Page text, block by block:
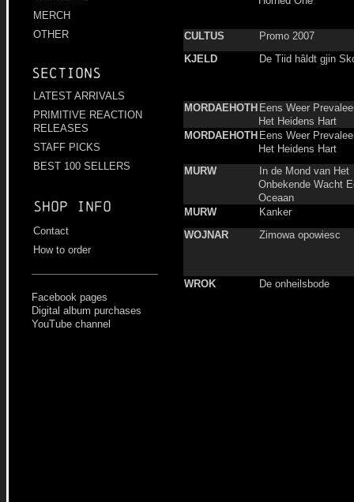
MERCH
OTHER
Sections
LATEST ARRIVALS
PRIMITIVE REACTION
RELEASES
STAFF PICKS
BEST 100 SELLERS
Shop info
Contact
How to order
Facebook pages
Digital album purchases
YouTube channel
CULTUS
Promo 2007
KJELD
De Tiid hâldt gjin
MORDAEHOTH Eens Weer
Het Heidens Hart
MORDAEHOTH Eens Weer
Het Heidens Hart
MURW
In de Mond van Het
Onbekende Wacht
Oceaan
MURW
Kanker
WOJNAR
Zimowa opowiesc
WROK De onheilsbode